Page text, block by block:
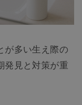
が多い生え際の
発見と対策が重